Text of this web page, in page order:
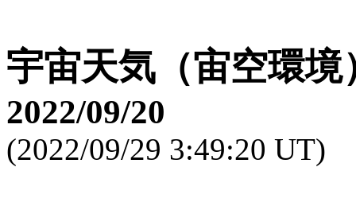
宇宙天気（宙空環境
2022/09/20
(2022/09/29 3:49:20 UT)